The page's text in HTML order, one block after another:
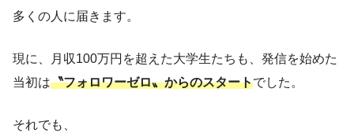
多くの人に届きます。
現に、月収100万円を超えた大学生たちも、発信を始めた
当初は〝フォロワーゼロ〟からのスタートでした。
それでも、